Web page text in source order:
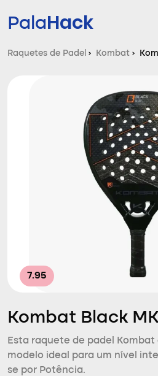
PalaHack
Perguntas e
Comparador
Raquetes de Padel › Kombat ›
7.95
Kombat Black
Esta raquete de padel
modelo ideal para um nível
se por Potência.